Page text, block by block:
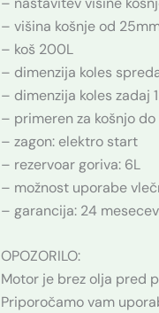
– višina košnje od
– koš 200L
– dimenzija koles
– dimenzija koles zadaj
– primeren za košnjo
– zagon: elektro start
– rezervoar goriva: 6L
– možnost uporabe
– garancija: 24 mesecev
OPOZORILO:
Motor je brez olja pred
Priporočamo vam